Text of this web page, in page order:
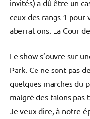
invités) a dû être un
ceux des rangs 1 pour
aberrations. La Cour
Le show s’ouvre sur
Park. Ce ne sont pas
quelques marches du
malgré des talons pas
Je veux dire, à notre